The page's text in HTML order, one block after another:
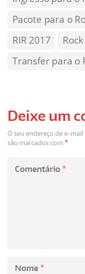
Pacote para o
RIR 2017
Transfer para o
Deixe um
O seu endereço de e-mail
são marcados com *
Comentário *
Nome *